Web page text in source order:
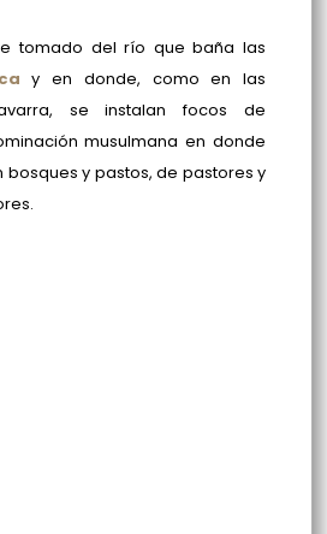
tomado del río que baña las
y en donde, como en las
se instalan focos de
musulmana en donde
bosques y pastos, de pastores y